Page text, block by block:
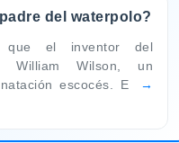
del waterpolo?
que el inventor del
William Wilson, un
escocés. E